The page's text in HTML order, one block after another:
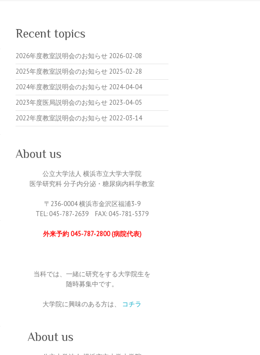
Recent topics
2026年度教室説明会のお知らせ 2026-02-08
2025年度教室説明会のお知らせ 2025-02-28
2024年度教室説明会のお知らせ 2024-04-04
2023年度医局説明会のお知らせ 2023-04-05
2022年度教室説明会のお知らせ 2022-03-14
About us
公立大学法人 横浜市立大学大学院
医学研究科 分子内分泌・糖尿病内科学教室
〒236-0004 横浜市金沢区福浦3-9
TEL: 045-787-2639 FAX: 045-781-5379
外来予約 045-787-2800 (病院代表)
当科では、一緒に研究をする大学院生を
随時募集中です。
大学院に興味のある方は、 コチラ
About us